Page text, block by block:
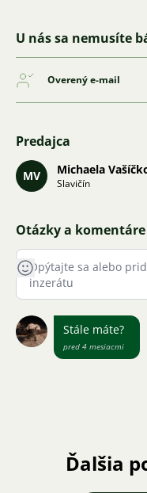
U nás sa nemusíte
Overený e-mail
Predajca
MV Michaela
Slavičín
Otázky a komentáre
Stále máte?
pred 4 mesiacmi
Ďalšia